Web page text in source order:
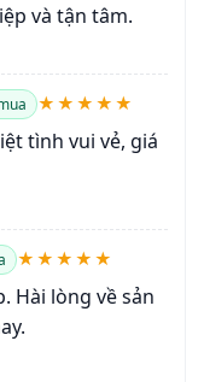
và tận tâm.
★★★★★
tình vui vẻ, giá
★★★★★
Hài lòng về sản